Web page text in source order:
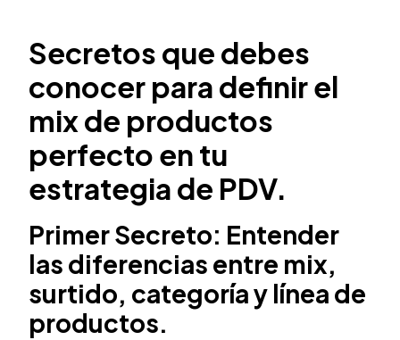
Secretos que debes
conocer para definir el
mix de productos
perfecto en tu
estrategia de PDV.
Primer Secreto: Entender
las diferencias entre mix,
surtido, categoría y línea de
productos.